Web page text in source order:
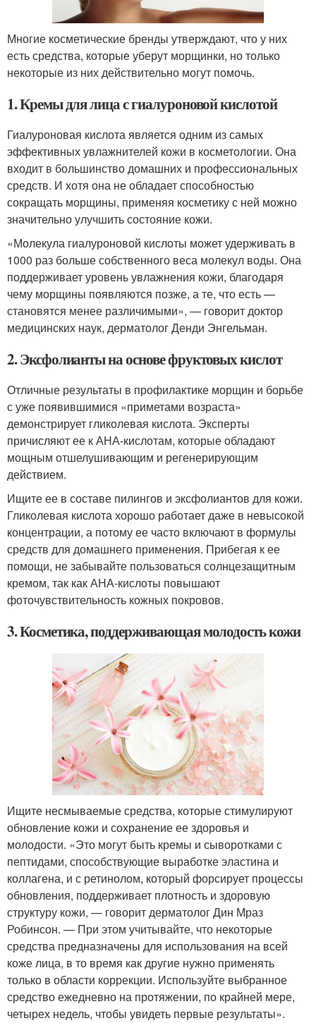
Многие косметические бренды утверждают, что у них
есть средства, которые уберут морщинки, но только
некоторые из них действительно могут помочь.
1. Кремы для лица с гиалуроновой кислотой
Гиалуроновая кислота является одним из самых
эффективных увлажнителей кожи в косметологии. Она
входит в большинство домашних и профессиональных
средств. И хотя она не обладает способностью
сокращать морщины, применяя косметику с ней можно
значительно улучшить состояние кожи.
«Молекула гиалуроновой кислоты может удерживать в
1000 раз больше собственного веса молекул воды. Она
поддерживает уровень увлажнения кожи, благодаря
чему морщины появляются позже, а те, что есть —
становятся менее различимыми», — говорит доктор
медицинских наук, дерматолог Денди Энгельман.
2. Эксфолианты на основе фруктовых кислот
Отличные результаты в профилактике морщин и борьбе
с уже появившимися «приметами возраста»
демонстрирует гликолевая кислота. Эксперты
причисляют ее к АНА-кислотам, которые обладают
мощным отшелушивающим и регенерирующим
действием.
Ищите ее в составе пилингов и эксфолиантов для кожи.
Гликолевая кислота хорошо работает даже в невысокой
концентрации, а потому ее часто включают в формулы
средств для домашнего применения. Прибегая к ее
помощи, не забывайте пользоваться солнцезащитным
кремом, так как АНА-кислоты повышают
фоточувствительность кожных покровов.
3. Косметика, поддерживающая молодость кожи
Ищите несмываемые средства, которые стимулируют
обновление кожи и сохранение ее здоровья и
молодости. «Это могут быть кремы и сыворотками с
пептидами, способствующие выработке эластина и
коллагена, и с ретинолом, который форсирует процессы
обновления, поддерживает плотность и здоровую
структуру кожи, — говорит дерматолог Дин Мраз
Робинсон. — При этом учитывайте, что некоторые
средства предназначены для использования на всей
коже лица, в то время как другие нужно применять
только в области коррекции. Используйте выбранное
средство ежедневно на протяжении, по крайней мере,
четырех недель, чтобы увидеть первые результаты».